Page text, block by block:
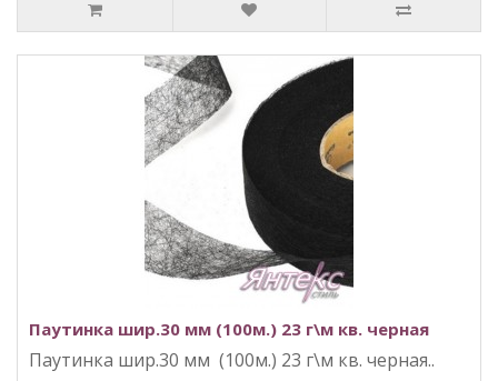
Паутинка шир.30 мм (100м.) 23 г\м кв. черная
Паутинка шир.30 мм (100м.) 23 г\м кв. черная..